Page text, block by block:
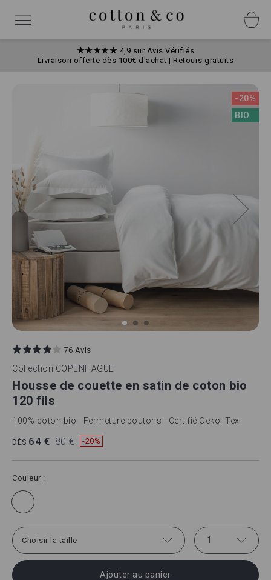
contenu
Basculer
★★★★★ 4,9 sur Avis Vérifiés
Livraison offerte dès 100€ d'achat | Retours gratuits
76 Avis
Collection COPENHAGUE
Housse de couette en satin de coton bio
120 fils
100% coton bio - Fermeture boutons - Certifié Oeko -Tex
DÈS 64 € 80 € -20%
Couleur
Choisir la taille 1
Ajouter au panier
-20%
BIO
to
the
beginning
the
images
gallery